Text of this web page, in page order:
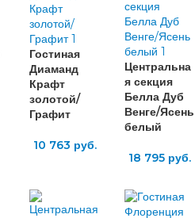
Гостиная
Диаманд
Крафт
золотой/
Графит
10 763 руб.
Центральна
я секция
Белла Дуб
Венге/Ясень
белый
18 795руб.